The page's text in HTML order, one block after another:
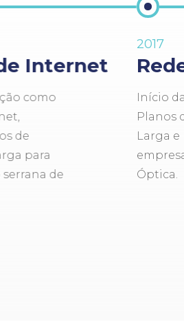
Internet
como
de
para
de
2017
Início
Planos
Larga
Óptica.